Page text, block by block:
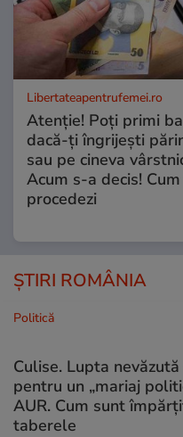
Libertateapentrufemei.ro
Atenție! Poți primi
dacă-ți îngrijești
sau pe cineva
Acum s-a decis!
procedezi
ȘTIRI ROMÂNIA
Politică
Culise. Lupta
pentru un „mariaj
AUR. Cum sunt
taberele